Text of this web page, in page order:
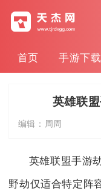
首页 手游下载
英雄联
编辑： 周周
英雄联盟手游
野劫仅适合特定阵